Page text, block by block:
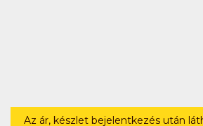
Az ár, készlet bejelentkezés után